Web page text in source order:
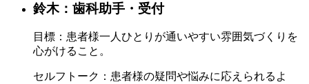
鈴木：歯科助手・受付
目標： 患者様一人ひとりが通いやすい雰囲気づくりを
心がけること。
セルフトーク： 患者様の疑問や悩みに応えられるよ